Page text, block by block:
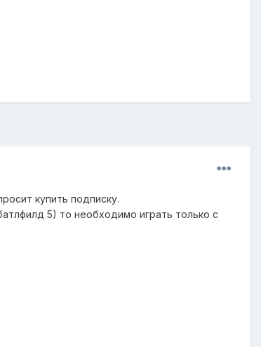
купить подписку.
5) то необходимо играть только с